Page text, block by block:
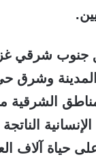
جنوب شرقي
وشرق حي
الشرقية
حياة آلاف